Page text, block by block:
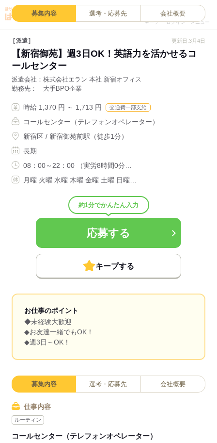
キープ ログイン メニュー
募集内容 選考・応募先 会社概要
派遣 更新日:3月4日
【新宿御苑】週3日OK！英語力を活かせるコ
ールセンター
派遣会社
株式会社エラン 本社 新宿オフィス
勤務先
大手BPO企業
時給 1,370 円 ～ 1,713 円 交通費一部支給
コールセンター（テレフォンオペレーター）
新宿区 / 新宿御苑前駅（徒歩1分）
長期
08：00～22：00 （実労8時間0分…
月曜 火曜 水曜 木曜 金曜 土曜 日曜…
約1分でかんたん入力
応募する
キープする
お仕事のポイント
◆未経験大歓迎
◆お友達一緒でもOK！
◆週3日～OK！
募集内容 選考・応募先 会社概要
仕事内容
ルーティン
コールセンター（テレフォンオペレーター）